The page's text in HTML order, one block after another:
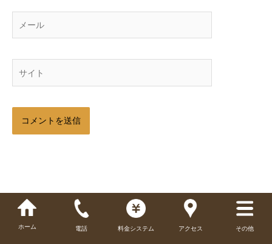
ー
ホーム 電話 料金システム アクセス その他